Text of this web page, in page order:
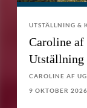
UTSTÄLLNING &
Caroline
CAROLINE AF
9 OKTOBER